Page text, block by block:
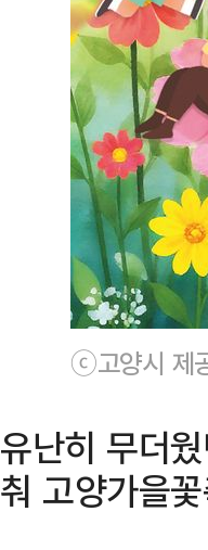
ⓒ고양시 제
유난히 무더
춰 고양가을